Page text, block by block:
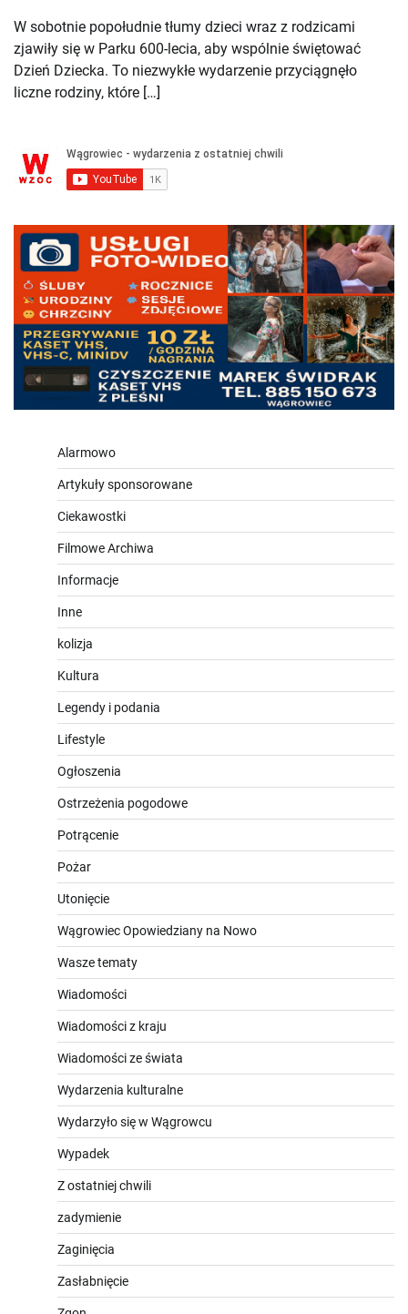
W sobotnie popołudnie tłumy dzieci wraz z rodzicami
zjawiły się w Parku 600-lecia, aby wspólnie świętować
Dzień Dziecka. To niezwykłe wydarzenie przyciągnęło
liczne rodziny, które […]
Alarmowo
Artykuły sponsorowane
Ciekawostki
Filmowe Archiwa
Informacje
Inne
kolizja
Kultura
Legendy i podania
Lifestyle
Ogłoszenia
Ostrzeżenia pogodowe
Potrącenie
Pożar
Utonięcie
Wągrowiec Opowiedziany na Nowo
Wasze tematy
Wiadomości
Wiadomości z kraju
Wiadomości ze świata
Wydarzenia kulturalne
Wydarzyło się w Wągrowcu
Wypadek
Z ostatniej chwili
zadymienie
Zaginięcia
Zasłabnięcie